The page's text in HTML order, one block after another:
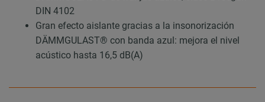
DIN 4102
Gran efecto aislante gracias a la insonorización
DÄMMGULAST® con banda azul: mejora el nivel
acústico hasta 16,5 dB(A)